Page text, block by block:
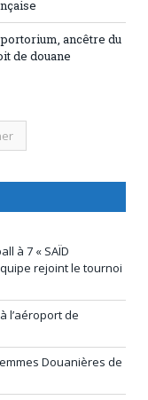
ancêtre du
de douane
à 7 « SAÏD
rejoint le tournoi
l’aéroport de
Douanières de